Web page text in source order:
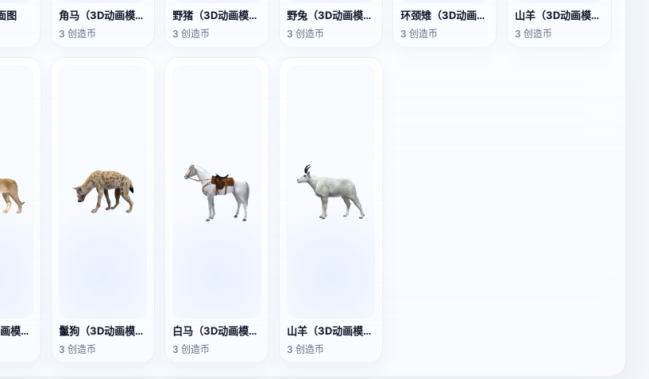
图 角马（3D动画模型）
3 创造币
野猪（3D动画模型）
3 创造币
野兔（3D动画模型）
3 创造币
环颈雉（3D动画模型）
3 创造币
山羊（3D动画模型）
3 创造币
狮子（3D动画模型） 鬣狗（3D动画模型）
3 创造币
白马（3D动画模型）
3 创造币
山羊（3D动画模型）
3 创造币